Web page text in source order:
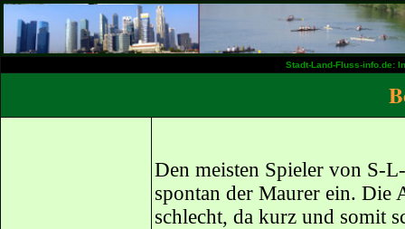
Stadt-Land-Fluss-info.de:
Den meisten Spieler von S-
spontan der Maurer ein.
schlecht, da kurz und somit